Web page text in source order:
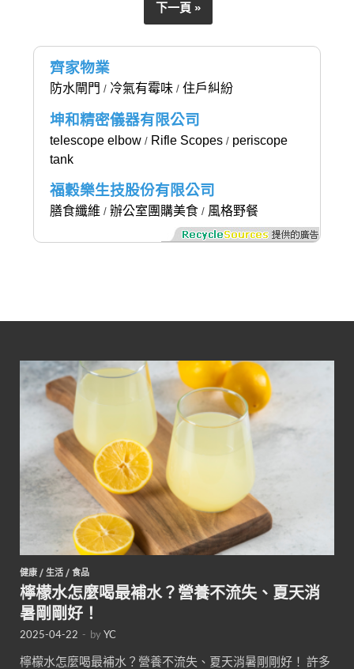
下一頁 »
齊家物業
防水閘門 / 冷氣有霉味/ 住戶糾紛
坤和精密儀器有限公司
telescope elbow/ Rifle Scopes/ periscope
tank
福穀樂生技股份有限公司
膳食纖維 / 辦公室團購美食/ 風格野餐
健康 / 生活 / 食品
檸檬水怎麼喝最補水？營養不流失、夏天消
暑剛剛好！
2025-04-22 - byYC
檸檬水怎麼喝最補水？營養不流失、夏天消暑剛剛好！ 許多